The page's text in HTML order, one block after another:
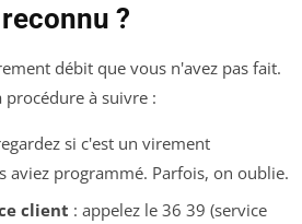
?
débit que vous n'avez pas fait.
procédure à suivre :
si c'est un virement
aviez programmé. Parfois, on oublie.
client : appelez le 36 39 (service